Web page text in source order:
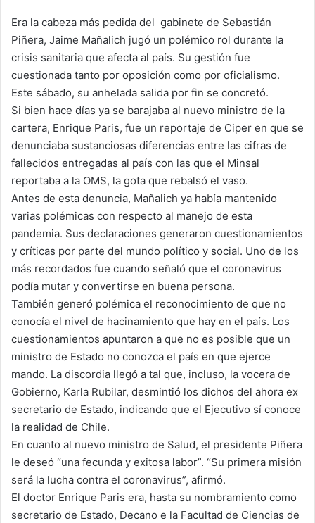
Era la cabeza más pedida del gabinete de Sebastián
Piñera, Jaime Mañalich jugó un polémico rol durante la
crisis sanitaria que afecta al país. Su gestión fue
cuestionada tanto por oposición como por oficialismo.
Este sábado, su anhelada salida por fin se concretó.
Si bien hace días ya se barajaba al nuevo ministro de la
cartera, Enrique Paris, fue un reportaje de Ciper en que se
denunciaba sustanciosas diferencias entre las cifras de
fallecidos entregadas al país con las que el Minsal
reportaba a la OMS, la gota que rebalsó el vaso.
Antes de esta denuncia, Mañalich ya había mantenido
varias polémicas con respecto al manejo de esta
pandemia. Sus declaraciones generaron cuestionamientos
y críticas por parte del mundo político y social. Uno de los
más recordados fue cuando señaló que el coronavirus
podía mutar y convertirse en buena persona.
También generó polémica el reconocimiento de que no
conocía el nivel de hacinamiento que hay en el país. Los
cuestionamientos apuntaron a que no es posible que un
ministro de Estado no conozca el país en que ejerce
mando. La discordia llegó a tal que, incluso, la vocera de
Gobierno, Karla Rubilar, desmintió los dichos del ahora ex
secretario de Estado, indicando que el Ejecutivo sí conoce
la realidad de Chile.
En cuanto al nuevo ministro de Salud, el presidente Piñera
le deseó “una fecunda y exitosa labor”. “Su primera misión
será la lucha contra el coronavirus”, afirmó.
El doctor Enrique Paris era, hasta su nombramiento como
secretario de Estado, Decano e la Facultad de Ciencias de